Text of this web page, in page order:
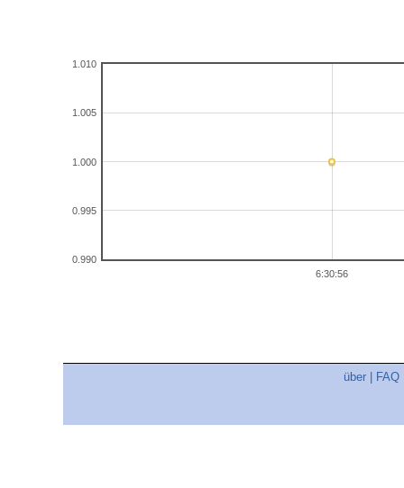
6:30:56
0.990
0.995
1.000
1.005
1.010
über FAQ